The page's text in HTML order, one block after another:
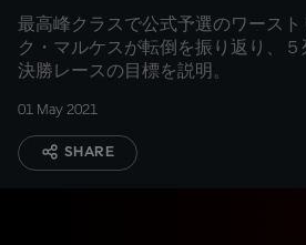
最高峰クラスで公式予選のワース
ク・マルケスが転倒を振り返り、
決勝レースの目標を説明。
01 May 2021
SHARE